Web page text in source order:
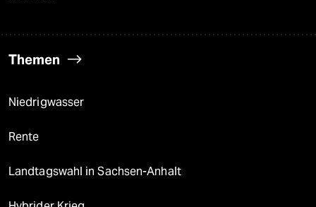
Themen
Niedrigwasser
Rente
Landtagswahl in Sachsen-Anhalt